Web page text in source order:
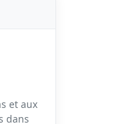
et aux
dans